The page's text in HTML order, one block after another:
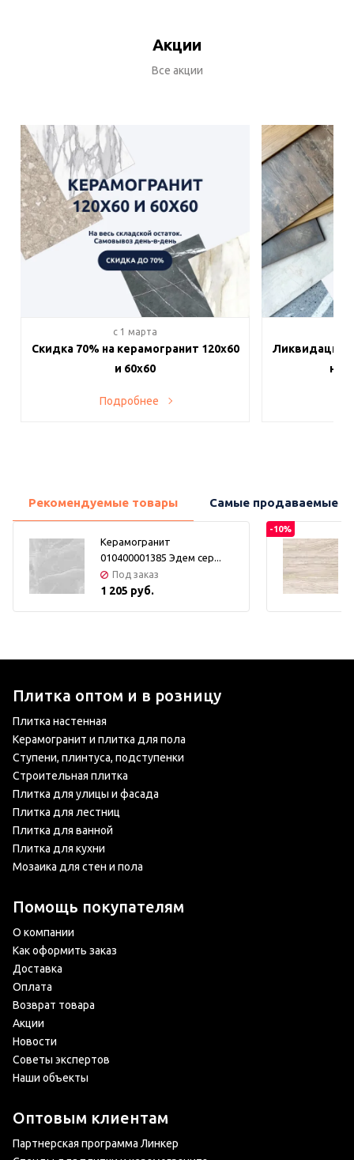
Акции
Все акции
c 1 марта
Скидка 70% на керамогранит 120х60
и 60х60
Подробнее
Ликвидация
на
Рекомендуемые товары Самые продаваемые
Керамогранит
010400001385 Эдем сер...
Под заказ
1 205 руб.
-10%
Плитка оптом и в розницу
Плитка настенная
Керамогранит и плитка для пола
Ступени, плинтуса, подступенки
Строительная плитка
Плитка для улицы и фасада
Плитка для лестниц
Плитка для ванной
Плитка для кухни
Мозаика для стен и пола
Помощь покупателям
О компании
Как оформить заказ
Доставка
Оплата
Возврат товара
Акции
Новости
Советы экспертов
Наши объекты
Оптовым клиентам
Партнерская программа Линкер